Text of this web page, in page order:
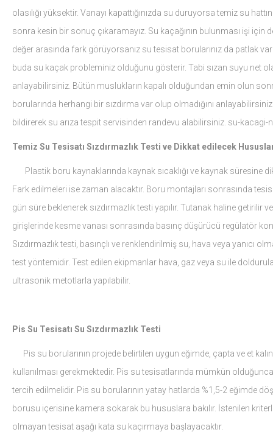
olasılığı yüksektir. Vanayı kapattığınızda su duruyorsa temiz su
sonra kesin bir sonuç çıkaramayız. Su kaçağının bulunması işi
değer arasında fark görüyorsanız su tesisat borularınız da patlak
buda su kaçak probleminiz olduğunu gösterir. Tabi sızan suyu net
anlayabilirsiniz. Bütün muslukların kapalı olduğundan emin olun
borularında herhangi bir sızdırma var olup olmadığını
bildirerek su arıza tespit servisinden randevu alabilirsiniz. su-kacagi-
Temiz Su Tesisatı Sızdırmazlık Testi ve Dikkat edilecek
Plastik boru kaynaklarında kaynak sıcaklığı ve kaynak süresine
Fark edilmeleri ise zaman alacaktır. Boru montajları sonrasında
gün süre beklenerek sızdırmazlık testi yapılır. Tutanak haline
girişlerinde kesme vanası sonrasında basınç düşürücü regülatör
Sızdırmazlık testi, basınçlı ve renklendirilmiş su, hava veya yanıcı
test yöntemidir. Test edilen ekipmanlar hava, gaz veya su ile
ultrasonik metotlarla yapılabilir.
Pis Su Tesisatı Su Sızdırmazlık Testi
Pis su borularının projede belirtilen uygun eğimde, çapta ve et
kullanılması gerekmektedir. Pis su tesisatlarında mümkün
tercih edilmelidir. Pis su borularının yatay hatlarda %1,5-2 eğimde
borusu içerisine kamera sokarak bu hususlara bakılır. İstenilen
olmayan tesisat aşağı kata su kaçırmaya başlayacaktır.